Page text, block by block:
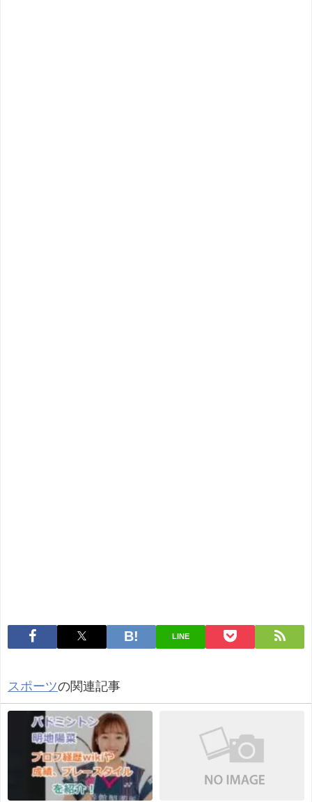
LINE
スポーツの関連記事